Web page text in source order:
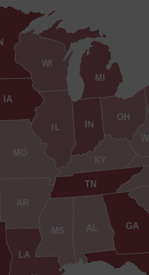
AL
AR
GA
IN
IA
KY
LA
MI
MS
MO
OH
TN
WI